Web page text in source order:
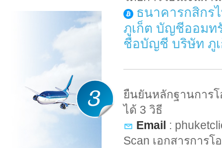
ธนาคารกสิกร
ภูเก็ต บัญชีออมท
ชื่อบัญชี บริษัท ภู
ยืนยันหลักฐานการ
ได้ 3 วิธี
Email :
Scan เอกสารการโ